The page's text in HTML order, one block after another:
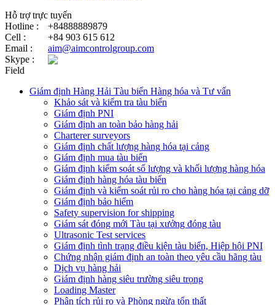
Hỗ trợ trực tuyến
Hotline :
+84888889879
Cell :
+84 903 615 612
Email :
aim@aimcontrolgroup.com
Skype :
Field
Giám định Hàng Hải Tàu biển Hàng hóa và Tư vấn
Khảo sát và kiểm tra tàu biển
Giám định PNI
Giám định an toàn bảo hàng hải
Charterer surveyors
Giám định chất lượng hàng hóa tại cảng
​Giám định mua tàu biển
Giám định kiểm soát số lượng và khối lượng hàng hóa
Giám định hàng hóa tàu biển
Giám định và kiểm soát rủi ro cho hàng hóa tại cảng dỡ
Giám định bảo hiểm
Safety supervision for shipping
Giám sát đóng mới Tàu tại xưởng đóng tàu
Ultrasonic Test services
Giám định tình trạng điều kiện tàu biển, Hiệp hội PNI
Chứng nhận giám định an toàn theo yêu cầu hãng tàu
Dịch vụ hàng hải
Giám định hàng siêu trường siêu trọng
Loading Master
Phân tích rủi ro và Phòng ngừa tổn thất